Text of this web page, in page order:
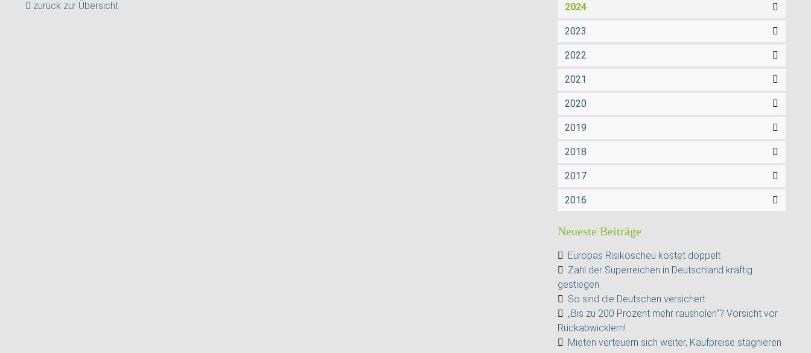
zurück zur Übersicht
2024
2023
2022
2021
2020
2019
2018
2017
2016
Neueste Beiträge
Europas Risikoscheu kostet doppelt
Zahl der Superreichen in Deutschland kräftig
gestiegen
So sind die Deutschen versichert
„Bis zu 200 Prozent mehr rausholen“? Vorsicht vor
Rückabwicklern!
Mieten verteuern sich weiter, Kaufpreise stagnieren